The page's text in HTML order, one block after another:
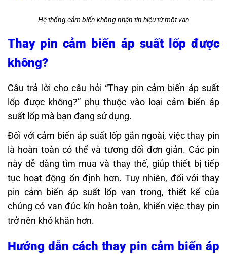
Hệ thống cảm biến không nhận tín hiệu từ một van
Thay pin cảm biến áp suất lốp được
không?
Câu trả lời cho câu hỏi “Thay pin cảm biến áp suất
lốp được không?” phụ thuộc vào loại cảm biến áp
suất lốp mà bạn đang sử dụng.
Đối với cảm biến áp suất lốp gắn ngoài, việc thay pin
là hoàn toàn có thể và tương đối đơn giản. Các pin
này dễ dàng tìm mua và thay thế, giúp thiết bị tiếp
tục hoạt động ổn định hơn. Tuy nhiên, đối với thay
pin cảm biến áp suất lốp van trong, thiết kế của
chúng có van đúc kín hoàn toàn, khiến việc thay pin
trở nên khó khăn hơn.
Hướng dẫn cách thay pin cảm biến áp